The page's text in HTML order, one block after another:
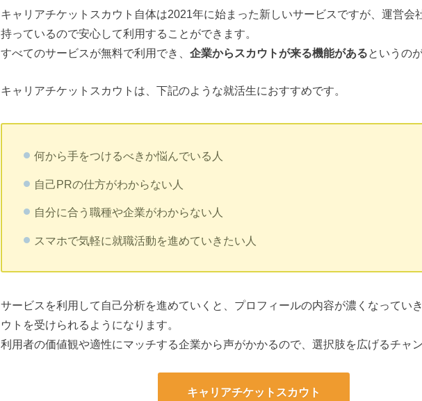
キャリアチケットスカウト自体は2021年に始まった新しいサービスですが、運営会
持っているので安心して利用することができます。
すべてのサービスが無料で利用でき、 企業からスカウトが来る機能があるというの
キャリアチケットスカウトは、下記のような就活生におすすめです。
何から手をつけるべきか悩んでいる人
自己PRの仕方がわからない人
自分に合う職種や企業がわからない人
スマホで気軽に就職活動を進めていきたい人
サービスを利用して自己分析を進めていくと、プロフィールの内容が濃くなってい
ウトを受けられるようになります。
利用者の価値観や適性にマッチする企業から声がかかるので、選択肢を広げるチャン
キャリアチケットスカウト